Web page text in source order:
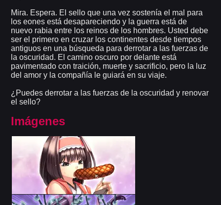
Mira. Espera. El sello que una vez sostenía el mal para
los eones está desapareciendo y la guerra está de
nuevo rabia entre los reinos de los hombres. Usted debe
ser el primero en cruzar los continentes desde tiempos
antiguos en una búsqueda para derrotar a las fuerzas de
la oscuridad. El camino oscuro por delante está
pavimentado con traición, muerte y sacrificio, pero la luz
del amor y la compañía le guiará en su viaje.
¿Puedes derrotar a las fuerzas de la oscuridad y renovar
el sello?
Imágenes